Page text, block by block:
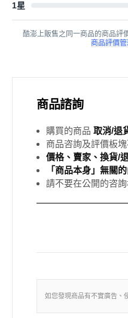
1星
酷澎上販售之同一商品的商品評
商品評價管
商品諮詢
購買的商品 取消/退
商品咨詢及評價板
價格、賣家、換貨/
「商品本身」無關
請不要在公開的咨
如您發現商品有不實廣告、